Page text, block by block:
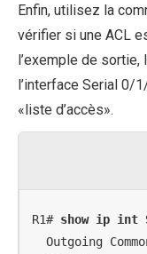
Enfin, utilisez la
vérifier si une ACL
l’exemple de
l’interface Serial 0/
«liste d’accès».
R1# show ip int
Outgoing